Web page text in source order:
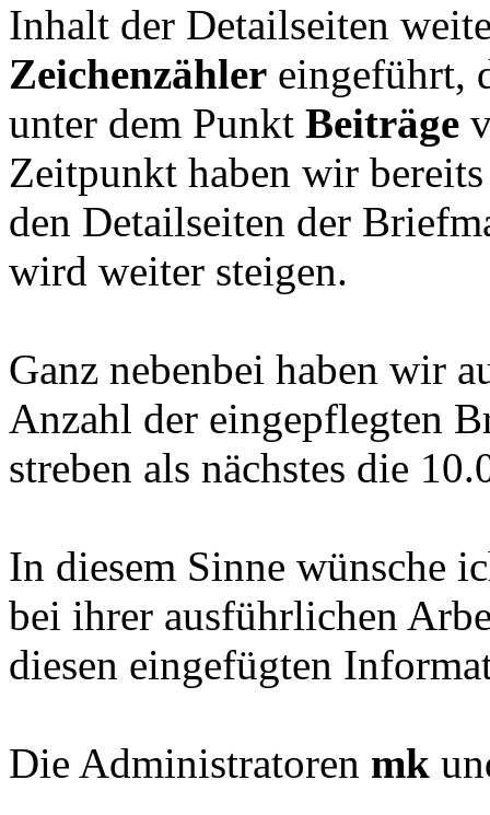
Inhalt der Detailseiten
Zeichenzähler eingeführt,
unter dem Punkt Beiträge
Zeitpunkt haben wir
den Detailseiten der
wird weiter steigen.
Ganz nebenbei haben wir
Anzahl der eingepflegten
streben als nächstes die
In diesem Sinne wünsche
bei ihrer ausführlichen
diesen eingefügten
Die Administratoren mk